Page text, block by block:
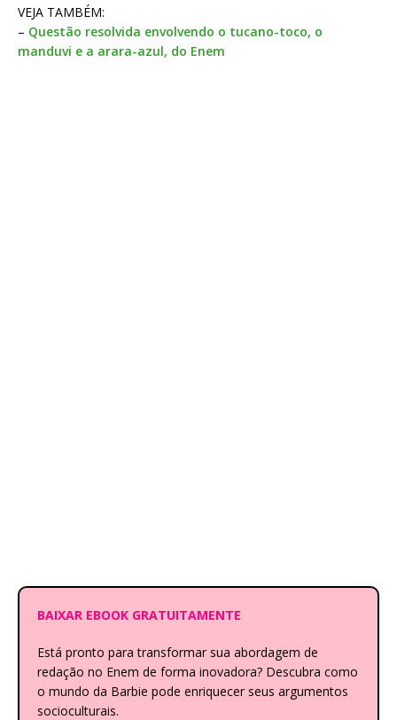
VEJA TAMBÉM:
– Questão resolvida envolvendo o tucano-toco, o
manduvi e a arara-azul, do Enem
BAIXAR EBOOK GRATUITAMENTE
Está pronto para transformar sua abordagem de
redação no Enem de forma inovadora? Descubra como
o mundo da Barbie pode enriquecer seus argumentos
socioculturais.